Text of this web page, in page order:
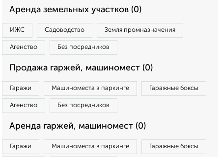
Аренда земельных участков (0)
ИЖС Садоводство Земля промназначения
Агенство Без посредников
Продажа гаржей, машиномест (0)
Гаражи Машиноместа в паркинге Гаражные боксы
Агенство Без посредников
Аренда гаржей, машиномест (0)
Гаражи Машиноместа в паркинге Гаражные боксы